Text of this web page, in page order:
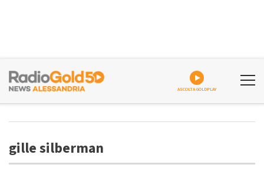
ASCOLTA GOLDPLAY
gille silberman